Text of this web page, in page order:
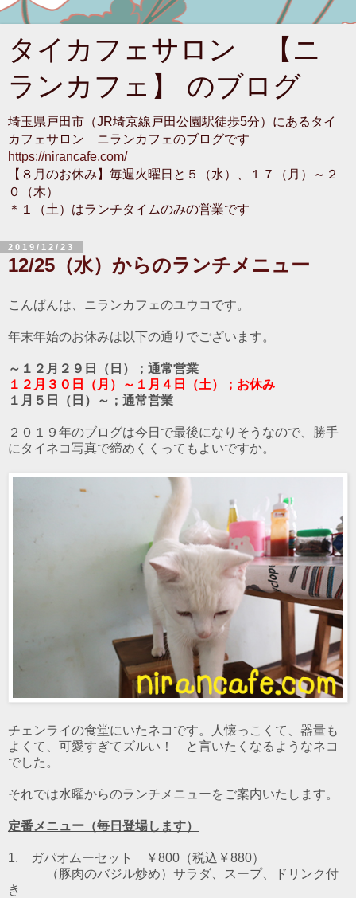
タイカフェサロン 【ニ
ランカフェ】 のブログ
埼玉県戸田市（JR埼京線戸田公園駅徒歩5分）にあるタイ
カフェサロン ニランカフェのブログです
https://nirancafe.com/
【８月のお休み】毎週火曜日と５（水）、１７（月）～２
０（木）
＊１（土）はランチタイムのみの営業です
2019/12/23
12/25（水）からのランチメニュー
こんばんは、ニランカフェのユウコです。
年末年始のお休みは以下の通りでございます。
～１２月２９日（日）；通常営業
１２月３０日（月）～１月４日（土）；お休み
１月５日（日）～；通常営業
２０１９年のブログは今日で最後になりそうなので、勝手
にタイネコ写真で締めくくってもよいですか。
チェンライの食堂にいたネコです。人懐っこくて、器量も
よくて、可愛すぎてズルい！ と言いたくなるようなネコ
でした。
それでは水曜からのランチメニューをご案内いたします。
定番メニュー（毎日登場します）
1. ガパオムーセット ￥800（税込￥880）
（豚肉のバジル炒め） サラダ、スープ、ドリンク付
き